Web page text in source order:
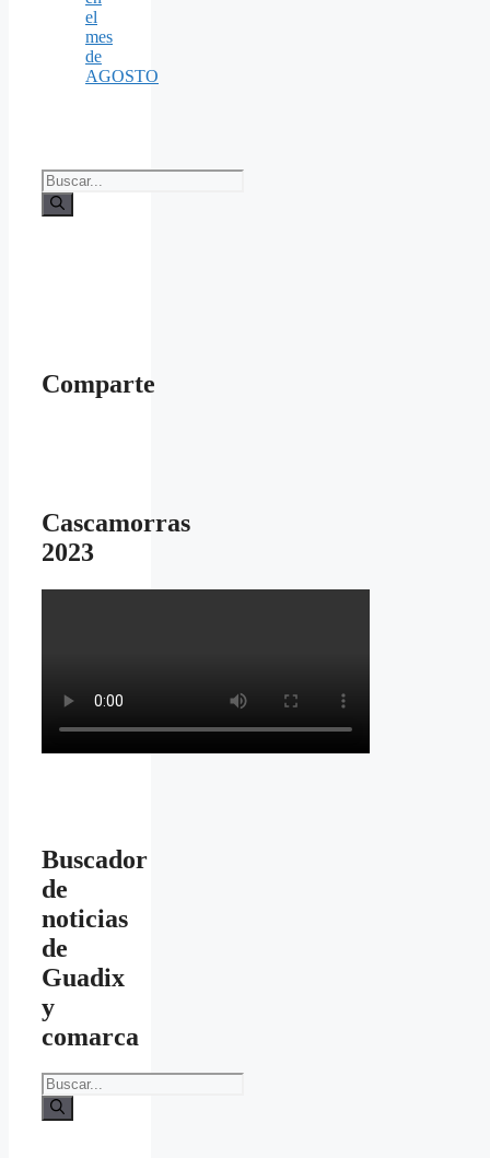
el
mes
de
AGOSTO
Buscar:
Comparte
Cascamorras
2023
Buscador
de
noticias
de
Guadix
y
comarca
Buscar: